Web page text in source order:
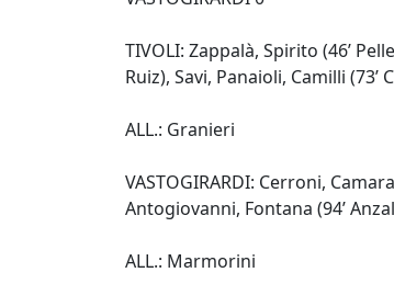
TIVOLI: Zappalà, Spirito (46’
Ruiz), Savi, Panaioli, Camilli
ALL.: Granieri
VASTOGIRARDI: Cerroni,
Antogiovanni, Fontana (94’
ALL.: Marmorini